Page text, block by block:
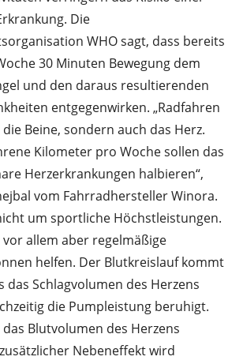
Die
WHO sagt, dass bereits
30 Minuten Bewegung dem
und den daraus resultierenden
entgegenwirken. „Radfahren
Beine, sondern auch das Herz.
Kilometer pro Woche sollen das
Herzerkrankungen halbieren“,
vom Fahrradhersteller Winora.
um sportliche Höchstleistungen.
allem aber regelmäßige
helfen. Der Blutkreislauf kommt
das Schlagvolumen des Herzens
die Pumpleistung beruhigt.
Blutvolumen des Herzens
Nebeneffekt wird